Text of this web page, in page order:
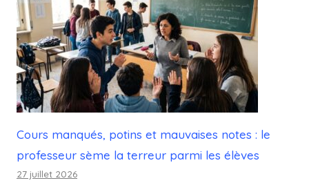
Cours manqués, potins et mauvaises notes : le
professeur sème la terreur parmi les élèves
27 juillet 2026